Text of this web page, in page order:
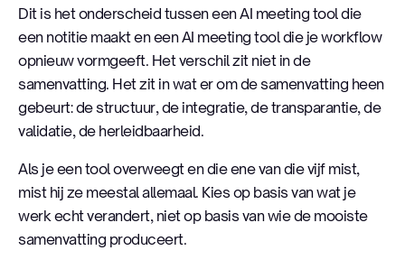
Dit is het onderscheid tussen een AI meeting tool die
een notitie maakt en een AI meeting tool die je workflow
opnieuw vormgeeft. Het verschil zit niet in de
samenvatting. Het zit in wat er om de samenvatting heen
gebeurt: de structuur, de integratie, de transparantie, de
validatie, de herleidbaarheid.
Als je een tool overweegt en die ene van die vijf mist,
mist hij ze meestal allemaal. Kies op basis van wat je
werk echt verandert, niet op basis van wie de mooiste
samenvatting produceert.